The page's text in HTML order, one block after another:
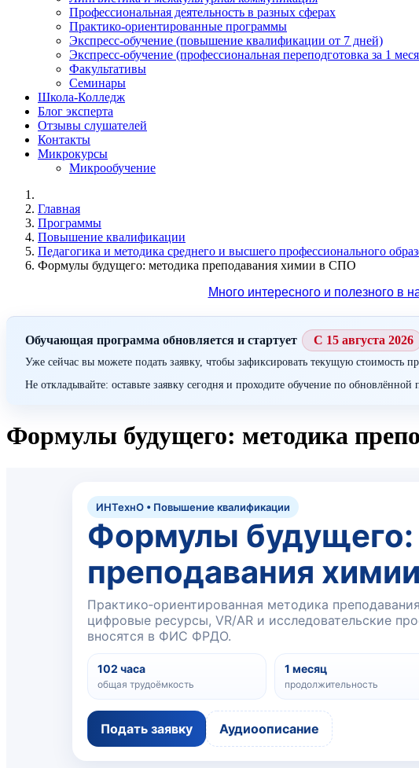
Профессиональная деятельность в разных сферах
Практико-ориентированные программы
Экспресс-обучение (повышение квалификации от 7 дней)
Экспресс-обучение (профессиональная переподготовка за 1
Факультативы
Семинары
Школа-Колледж
Блог эксперта
Отзывы слушателей
Контакты
Микрокурсы
Микрообучение
Главная
Программы
Повышение квалификации
Педагогика и методика среднего и высшего профессионального
Формулы будущего: методика преподавания химии в СПО
Много интересного и полезного в
Обучающая программа обновляется и стартует С 15 августа 2026
Уже сейчас вы можете подать заявку, чтобы зафиксировать текущую стоимость
Не откладывайте: оставьте заявку сегодня и проходите обучение по
Формулы будущего: методика
ИНТехнО • Повышение квалификации
Формулы будущего:
преподавания
Практико‑ориентированная методика
цифровые ресурсы, VR/AR и исследовательские
вносятся в ФИС ФРДО.
102 часа
общая трудоёмкость
1 месяц
продолжительность
Подать заявку Аудиоописание